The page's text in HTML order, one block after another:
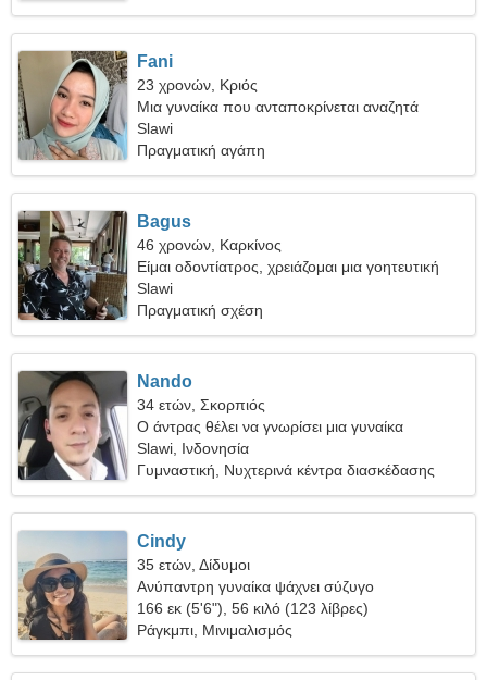
Fani
23 χρονών, Κριός
Μια γυναίκα που ανταποκρίνεται αναζητά
σύντροφο
Slawi
Πραγματική αγάπη
Bagus
46 χρονών, Καρκίνος
Είμαι οδοντίατρος, χρειάζομαι μια γοητευτική
γυναίκα
Slawi
Πραγματική σχέση
Nando
34 ετών, Σκορπιός
Ο άντρας θέλει να γνωρίσει μια γυναίκα
Slawi, Ινδονησία
Γυμναστική, Νυχτερινά κέντρα διασκέδασης
Cindy
35 ετών, Δίδυμοι
Ανύπαντρη γυναίκα ψάχνει σύζυγο
166 εκ (5'6"), 56 κιλό (123 λίβρες)
Ράγκμπι, Μινιμαλισμός